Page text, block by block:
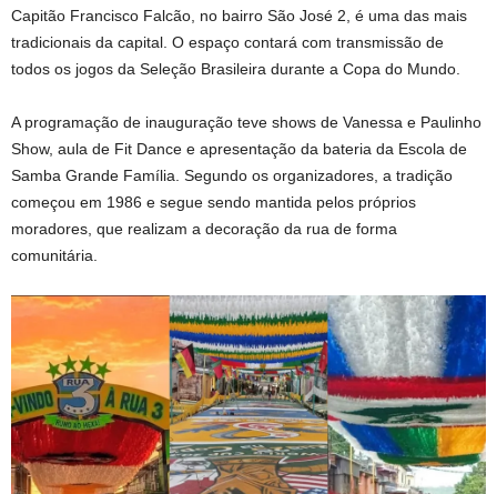
Capitão Francisco Falcão, no bairro São José 2, é uma das mais
tradicionais da capital. O espaço contará com transmissão de
todos os jogos da Seleção Brasileira durante a Copa do Mundo.
A programação de inauguração teve shows de Vanessa e Paulinho
Show, aula de Fit Dance e apresentação da bateria da Escola de
Samba Grande Família. Segundo os organizadores, a tradição
começou em 1986 e segue sendo mantida pelos próprios
moradores, que realizam a decoração da rua de forma
comunitária.